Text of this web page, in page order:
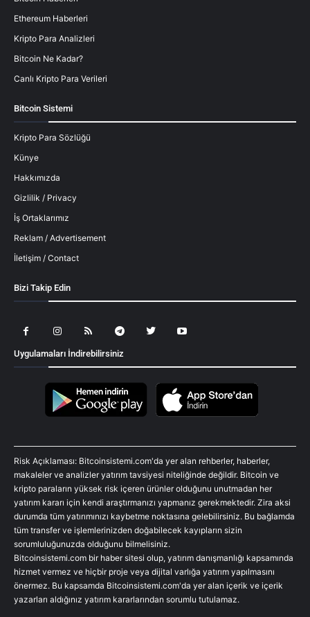
Ethereum Haberleri
Kripto Para Analizleri
Bitcoin Ne Kadar?
Canlı Kripto Para Verileri
Bitcoin Sistemi
Kripto Para Sözlüğü
Künye
Hakkımızda
Gizlilik / Privacy
İş Ortaklarımız
Reklam / Advertisement
İletişim / Contact
Bizi Takip Edin
Uygulamaları İndirebilirsiniz
Risk Açıklaması: Bitcoinsistemi.com'da yer alan rehberler, haberler,
makaleler ve analizler yatırım tavsiyesi niteliğinde değildir. Bitcoin ve
kripto paraların yüksek risk içeren ürünler olduğunu unutmadan her
yatırım kararı için kendi araştırmanızı yapmanız gerekmektedir. Zira aksi
durumda tüm yatırımınızı kaybetme noktasına gelebilirsiniz. Bu bağlamda
tüm transfer ve işlemlerinizden doğabilecek kayıpların sizin
sorumluluğunuzda olduğunu bilmelisiniz.
Bitcoinsistemi.com bir haber sitesi olup, yatırım danışmanlığı kapsamında
hizmet vermez ve hiçbir proje veya dijital varlığa yatırım yapılmasını
önermez. Bu kapsamda Bitcoinsistemi.com'da yer alan içerik ve içerik
yazarları aldığınız yatırım kararlarından sorumlu tutulamaz.